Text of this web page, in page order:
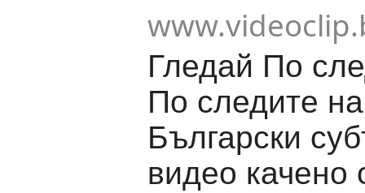
Гледай По
По следите
Български
видео качено